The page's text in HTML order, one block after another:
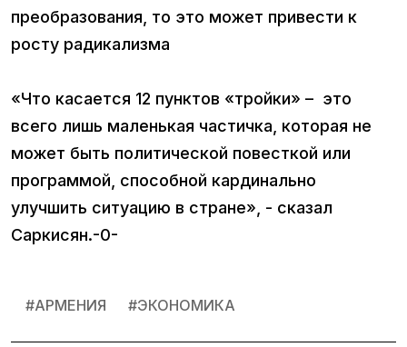
преобразования, то это может привести к
росту радикализма
«Что касается 12 пунктов «тройки» – это
всего лишь маленькая частичка, которая не
может быть политической повесткой или
программой, способной кардинально
улучшить ситуацию в стране», - сказал
Саркисян.-0-
#АРМЕНИЯ #ЭКОНОМИКА